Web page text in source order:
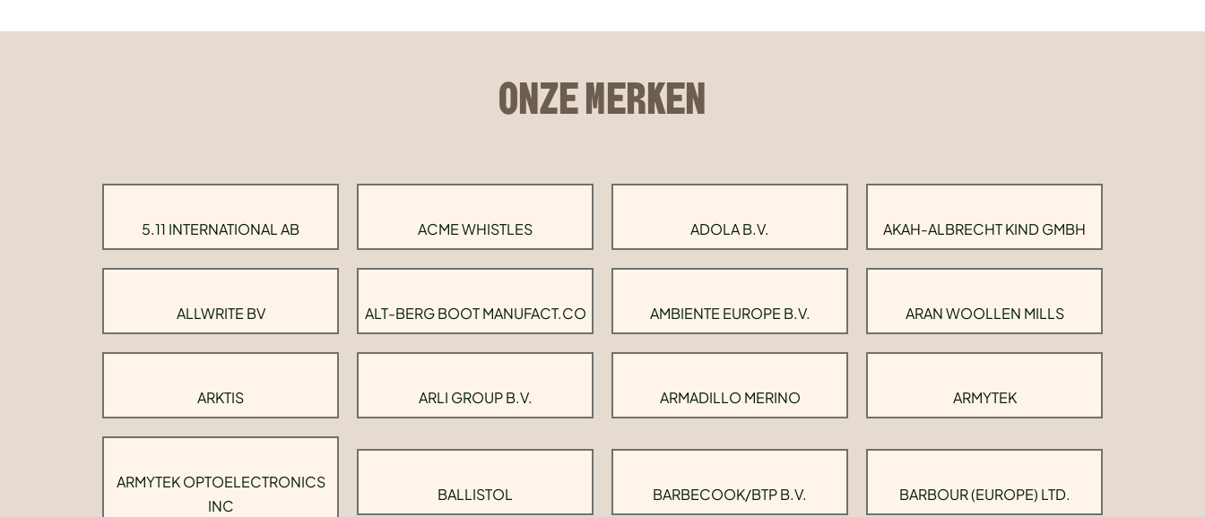
ONZE MERKEN
5.11 INTERNATIONAL AB ACME WHISTLES ADOLA B.V. AKAH-ALBRECHT KIND GMBH
ALLWRITE BV ALT-BERG BOOT MANUFACT.CO AMBIENTE EUROPE B.V. ARAN WOOLLEN MILLS
ARKTIS ARLI GROUP B.V. ARMADILLO MERINO ARMYTEK
ARMYTEK OPTOELECTRONICS
INC
BALLISTOL BARBECOOK/BTP B.V. BARBOUR (EUROPE) LTD.